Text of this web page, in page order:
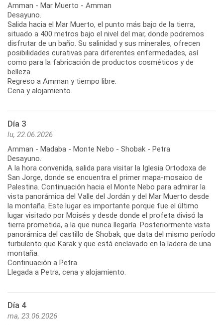
Amman - Mar Muerto - Amman
Desayuno.
Salida hacia el Mar Muerto, el punto más bajo de la tierra,
situado a 400 metros bajo el nivel del mar, donde podremos
disfrutar de un baño. Su salinidad y sus minerales, ofrecen
posibilidades curativas para diferentes enfermedades, así
como para la fabricación de productos cosméticos y de
belleza.
Regreso a Amman y tiempo libre.
Cena y alojamiento.
Día 3
lu, 22.06.2026
Amman - Madaba - Monte Nebo - Shobak - Petra
Desayuno.
A la hora convenida, salida para visitar la Iglesia Ortodoxa de
San Jorge, donde se encuentra el primer mapa-mosaico de
Palestina. Continuación hacia el Monte Nebo para admirar la
vista panorámica del Valle del Jordán y del Mar Muerto desde
la montaña. Este lugar es importante porque fue el último
lugar visitado por Moisés y desde donde el profeta divisó la
tierra prometida, a la que nunca llegaría. Posteriormente vista
panorámica del castillo de Shobak, que data del mismo período
turbulento que Karak y que está enclavado en la ladera de una
montaña.
Continuación a Petra.
Llegada a Petra, cena y alojamiento.
Día 4
ma, 23.06.2026